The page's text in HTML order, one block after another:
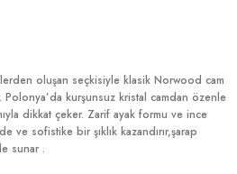
oluşan seçkisiyle klasik Norwood cam
kurşunsuz kristal camdan özenle
dikkat çeker. Zarif ayak formu ve ince
ve sofistike bir şıklık kazandırır,şarap
sunar .